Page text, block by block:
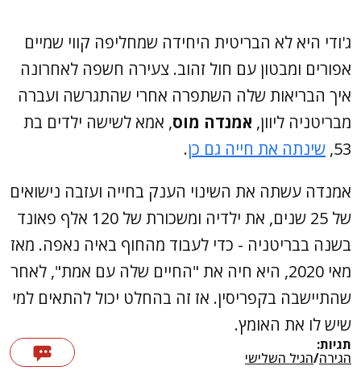
ג'ודי היא לא הבריטית היחידה שמחליפה קווי שמיים
אפורים ומבטון עם חול זהוב. צעירה חשפה לאחרונה
איך הבריאות שלה השתפרה אחרי שהתגרשה ועברה
מבריטניה ליוון, אמנדה מוס, אמא לשישה ילדים בת
53, שינתה את חייה גם כן.
אמנדה עשתה את השינוי הענק בחייה ועזבה נישואים
של 25 שנים, את ילדיה ומשכורת של 120 אלף פאונד
בשנה בבריטניה - כדי לעבוד מהחוף באיה נאפה. מאז
מאי 2020, היא חיה את "החיים שלה עם אמת", לאחר
שהתיישבה בקפריסין. אז זה בהחלט יכול להתאים למי
שיש לו את האומץ.
תגיות:
הגירה/הגיל השלישי